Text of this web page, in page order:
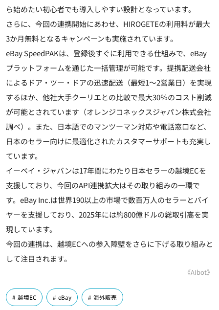
ら始めたい初心者でも導入しやすい設計となっています。
さらに、今回の連携開始にあわせ、HIROGETEの利用料が最大
3か月無料となるキャンペーンも実施されています。
eBay SpeedPAKは、登録後すぐに利用できる仕組みで、eBay
プラットフォームを通じた一括管理が可能です。提携配送会社
によるドア・ツー・ドアの迅速配送（最短1～2営業日）を実現
するほか、他社大手クーリエとの比較で最大30％のコスト削減
が可能とされています（オレンジコネックスジャパン株式会社
調べ）。また、日本語でのマンツーマン対応や電話窓口など、
日本のセラー向けに最適化されたカスタマーサポートも充実し
ています。
イーベイ・ジャパンは17年間にわたり日本セラーの越境ECを
支援しており、今回のAPI連携拡大はその取り組みの一環で
す。eBay Inc.は世界190以上の市場で数百万人のセラーとバイ
ヤーを支援しており、2025年には約800億ドルの総取引高を実
現しています。
今回の連携は、越境ECへの参入障壁をさらに下げる取り組みと
して注目されます。
《AIbot》
越境EC eBay 海外販売